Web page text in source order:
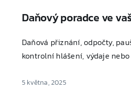
Daňový poradce ve
Daňová přiznání, odpočty,
kontrolní hlášení, výdaje
5 května, 2025